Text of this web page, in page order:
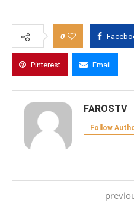
0
Pinterest Email
FAROSTV
Follow